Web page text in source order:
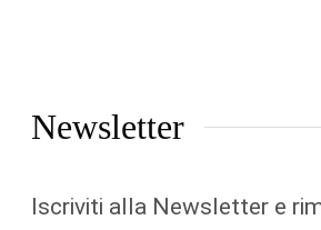
Newsletter
Iscriviti alla Newsletter e